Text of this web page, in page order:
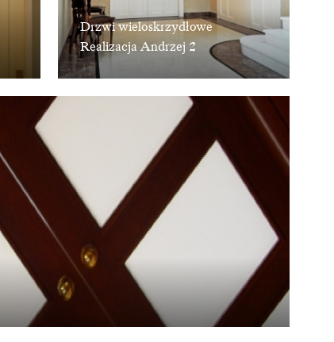
Drzwi wieloskrzydłowe
Realizacja Andrzej 2